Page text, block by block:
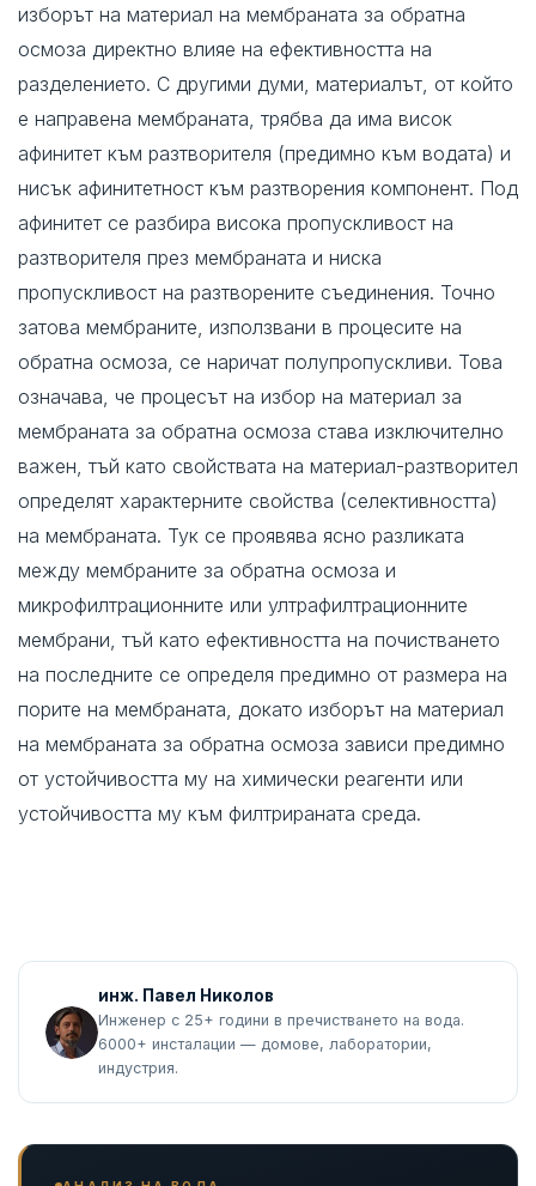
изборът на материал на мембраната за обратна
осмоза директно влияе на ефективността на
разделението. С другими думи, материалът, от който
е направена мембраната, трябва да има висок
афинитет към разтворителя (предимно към водата) и
нисък афинитетност към разтворения компонент. Под
афинитет се разбира висока пропускливост на
разтворителя през мембраната и ниска
пропускливост на разтворените съединения. Точно
затова мембраните, използвани в процесите на
обратна осмоза, се наричат полупропускливи. Това
означава, че процесът на избор на материал за
мембраната за обратна осмоза става изключително
важен, тъй като свойствата на материал-разтворител
определят характерните свойства (селективността)
на мембраната. Тук се проявява ясно разликата
между мембраните за обратна осмоза и
микрофилтрационните или ултрафилтрационните
мембрани, тъй като ефективността на почистването
на последните се определя предимно от размера на
порите на мембраната, докато изборът на материал
на мембраната за обратна осмоза зависи предимно
от устойчивостта му на химически реагенти или
устойчивостта му към филтрираната среда.
инж. Павел Николов
Инженер с 25+ години в пречистването на вода.
6000+ инсталации — домове, лаборатории,
индустрия.